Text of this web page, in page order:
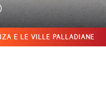
E LE VILLE PALLADIANE